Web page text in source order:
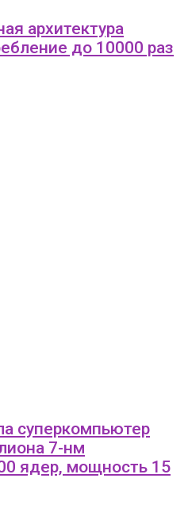
архитектура
до 10000 раз
суперкомпьютер
7-нм
ядер, мощность 15